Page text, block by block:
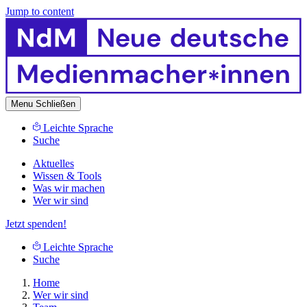
Jump to content
Menu Schließen
Leichte Sprache
Suche
Aktuelles
Wissen & Tools
Was wir machen
Wer wir sind
Jetzt spenden!
Leichte Sprache
Suche
Home
Wer wir sind